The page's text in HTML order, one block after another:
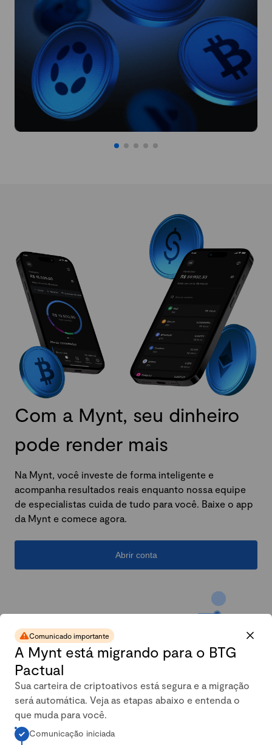
Com a Mynt, seu dinheiro
pode render mais
Na Mynt, você investe de forma inteligente e
acompanha resultados reais enquanto nossa equipe
de especialistas cuida de tudo para você. Baixe o app
da Mynt e comece agora.
Abrir conta
A carteira conservadora da
Comunicado importante
A Mynt está migrando para o BTG
Pactual
Sua carteira de criptoativos está segura e a migração
será automática. Veja as etapas abaixo e entenda o
que muda para você.
Comunicação iniciada